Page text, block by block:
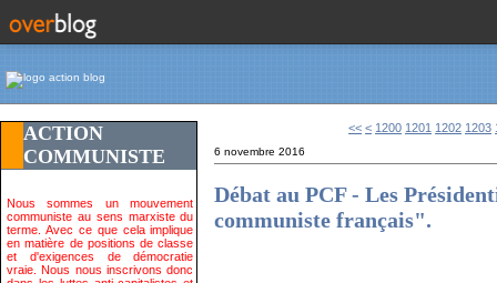
ACTION
COMMUNISTE
Nous sommes un mouvement
communiste au sens marxiste du
terme. Avec ce que cela implique
en matière de positions de classe
et d'exigences de démocratie
vraie. Nous nous inscrivons donc
<< < 1200 1201 1202 1203
6 novembre 2016
Débat au PCF - Les
communiste français".